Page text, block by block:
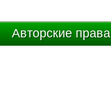
Авторские права